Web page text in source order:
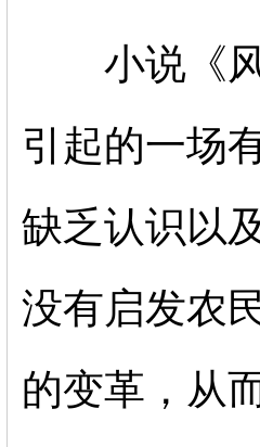
小说《风
引起的一场
缺乏认识以
没有启发农
的变革，从